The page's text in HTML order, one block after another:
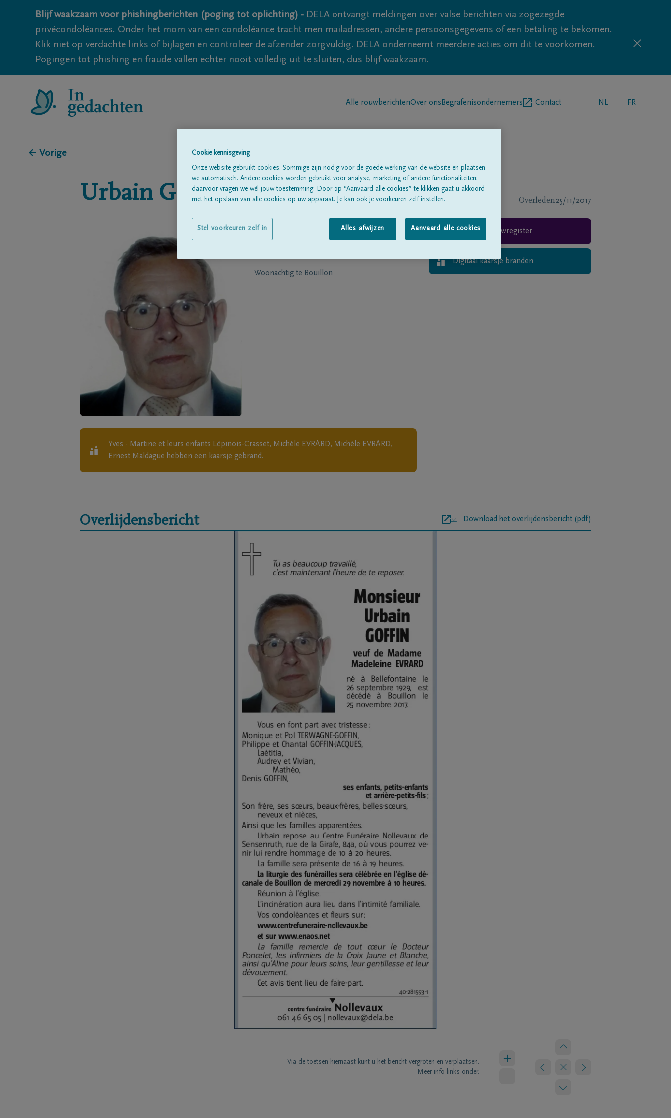
Blijf waakzaam voor phishingberichten (poging tot oplichting) - DELA ontvangt meldingen over valse berichten via zogezegde
privécondoléances. Onder het mom van een condoléance tracht men mailadressen, andere persoonsgegevens of een betaling te bekomen.
Klik niet op verdachte links of bijlagen en controleer de afzender zorgvuldig. DELA onderneemt meerdere acties om dit te voorkomen.
Pogingen tot phishing en fraude vallen echter nooit volledig uit te sluiten, dus blijf waakzaam.
Alle rouwberichtenOver ons Begrafenisondernemers Contact NL FR
← Vorige
Urbain GOFFIN Overleden25/11/2017
Geboren te op 26/09/1929
Woonachtig te Bouillon
Yves - Martine et leurs enfants Lépinois-Crasset, Michèle EVRARD, Michèle EVRARD,
Ernest Maldague hebben een kaarsje gebrand.
Rouwregister
Digitaal kaarsje branden
Overlijdensbericht Download het overlijdensbericht (pdf)
Via de toetsen hiernaast kunt u het bericht vergroten en verplaatsen.
Meer info links onder.
Cookie kennisgeving
Onze website gebruikt cookies. Sommige zijn nodig voor de goede werking van de website en plaatsen
we automatisch. Andere cookies worden gebruikt voor analyse, marketing of andere functionaliteiten;
daarvoor vragen we wél jouw toestemming. Door op “Aanvaard alle cookies” te klikken gaat u akkoord
met het opslaan van alle cookies op uw apparaat. Je kan ook je voorkeuren zelf instellen.
Alles afwijzen Aanvaard alle cookies
Stel voorkeuren zelf in